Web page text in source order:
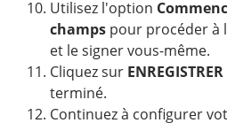
Utilisez l'option
champs pour procéder à
et le signer vous-même.
Cliquez sur
terminé.
Continuez à configurer